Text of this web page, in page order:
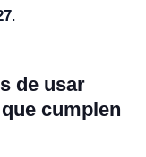
.
de usar
cumplen